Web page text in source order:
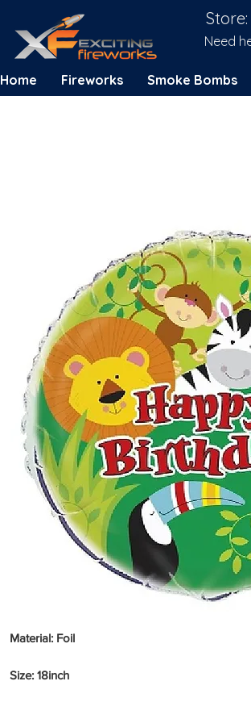
Need
Home Fireworks Smoke Bombs
Material: Foil
Size: 18inch